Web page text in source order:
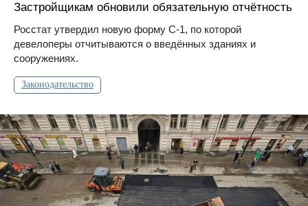
Застройщикам обновили обязательную отчётность
Росстат утвердил новую форму С-1, по которой
девелоперы отчитываются о введённых зданиях и
сооружениях.
Законодательство